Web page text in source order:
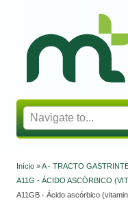
Mapa
Está aqui
Início »A - TRACTO
A11G - ÁCIDO ASCÓRBICO
A11GB - Ácido ascórbico